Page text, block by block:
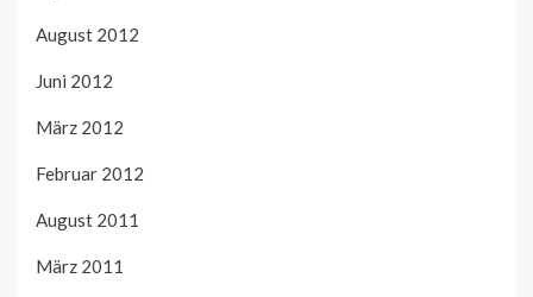
August 2012
Juni 2012
März 2012
Februar 2012
August 2011
März 2011